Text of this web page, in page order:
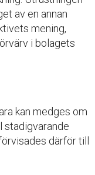
av en annan
mening,
i bolagets
kan medges om
stadigvarande
därför till